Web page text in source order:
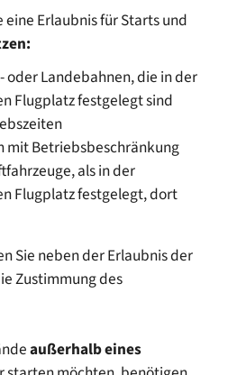
Erlaubnis für Starts und
Landebahnen, die in der
Flugplatz festgelegt sind
mit Betriebsbeschränkung
als in der
Flugplatz festgelegt, dort
Sie neben der Erlaubnis der
Zustimmung des
außerhalb eines